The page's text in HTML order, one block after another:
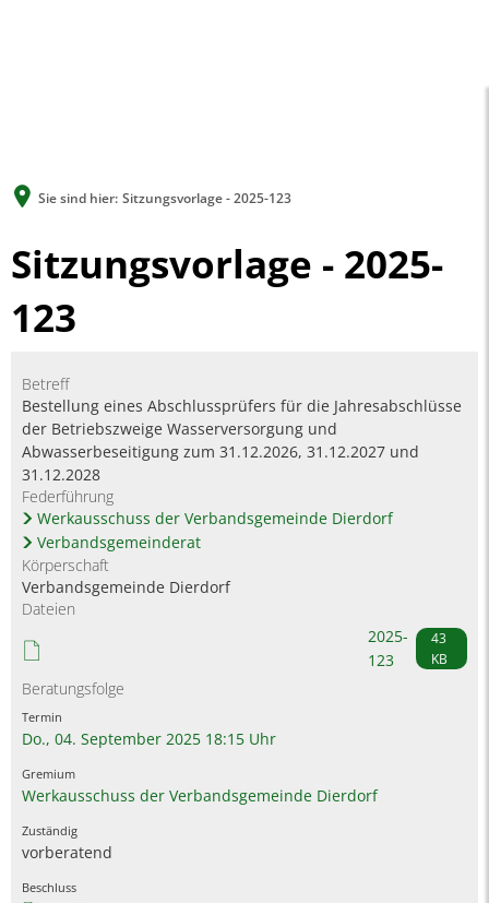
Sie sind hier: Sitzungsvorlage - 2025-123
Sitzungsvorlage - 2025-
123
Betreff
Bestellung eines Abschlussprüfers für die Jahresabschlüsse
der Betriebszweige Wasserversorgung und
Abwasserbeseitigung zum 31.12.2026, 31.12.2027 und
31.12.2028
Federführung
Werkausschuss der Verbandsgemeinde Dierdorf
Verbandsgemeinderat
Körperschaft
Verbandsgemeinde Dierdorf
Dateien
2025-
123
43
KB
Beratungsfolge
Do., 04. September 2025 18:15 Uhr
Werkausschuss der Verbandsgemeinde Dierdorf
vorberatend